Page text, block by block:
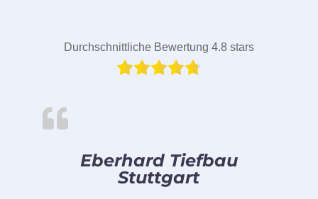
Durchschnittliche Bewertung 4.8 stars
Eberhard Tiefbau
Stuttgart